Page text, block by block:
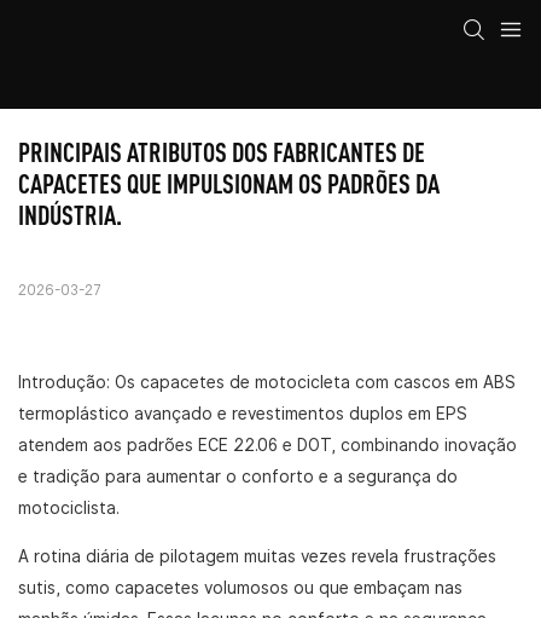
PRINCIPAIS ATRIBUTOS DOS FABRICANTES DE
CAPACETES QUE IMPULSIONAM OS PADRÕES DA
INDÚSTRIA.
2026-03-27
Introdução: Os capacetes de motocicleta com cascos em ABS
termoplástico avançado e revestimentos duplos em EPS
atendem aos padrões ECE 22.06 e DOT, combinando inovação
e tradição para aumentar o conforto e a segurança do
motociclista.
A rotina diária de pilotagem muitas vezes revela frustrações
sutis, como capacetes volumosos ou que embaçam nas